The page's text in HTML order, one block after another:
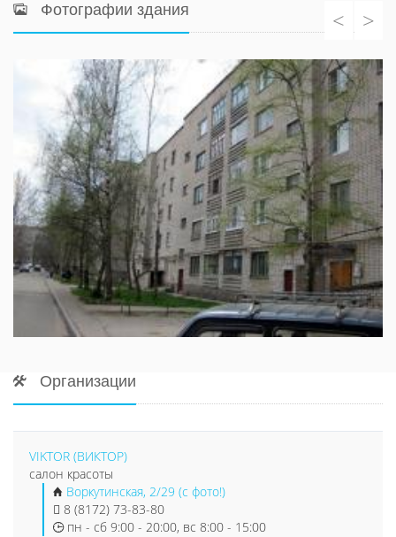
Фотографии здания < >
Организации
VIKTOR (ВИКТОР)
салон красоты
Воркутинская, 2/29 (с фото!)
8 (8172) 73-83-80
пн - сб 9:00 - 20:00, вс 8:00 - 15:00